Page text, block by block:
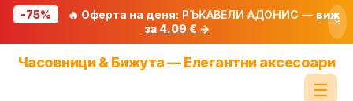
-75% 🔥 Оферта на деня: РЪКАВЕЛИ АДОНИС — виж
за 4.09 € →
×
Часовници & Бижута — Елегантни аксесоари
☰